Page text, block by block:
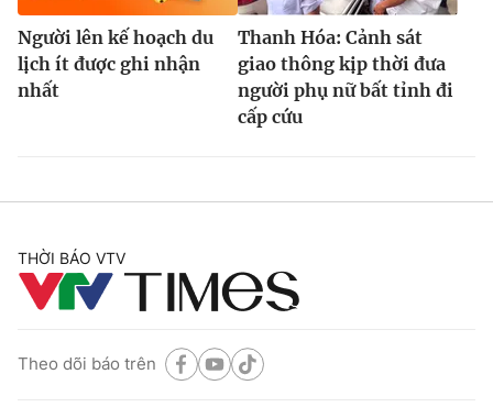
Người lên kế hoạch du
lịch ít được ghi nhận
nhất
Thanh Hóa: Cảnh sát
giao thông kịp thời đưa
người phụ nữ bất tỉnh đi
cấp cứu
THỜI BÁO VTV
Theo dõi báo trên